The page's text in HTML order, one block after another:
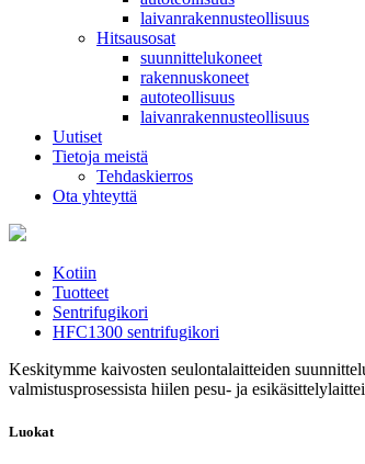
laivanrakennusteollisuus
Hitsausosat
suunnittelukoneet
rakennuskoneet
autoteollisuus
laivanrakennusteollisuus
Uutiset
Tietoja meistä
Tehdaskierros
Ota yhteyttä
Kotiin
Tuotteet
Sentrifugikori
HFC1300 sentrifugikori
Keskitymme kaivosten seulontalaitteiden
valmistusprosessista hiilen pesu- ja
Luokat